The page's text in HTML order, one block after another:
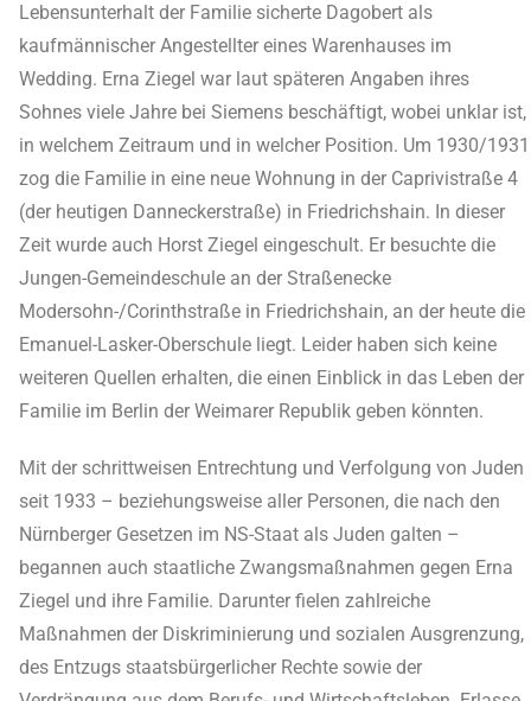
Lebensunterhalt der Familie sicherte Dagobert als
kaufmännischer Angestellter eines Warenhauses im
Wedding. Erna Ziegel war laut späteren Angaben ihres
Sohnes viele Jahre bei Siemens beschäftigt, wobei unklar ist,
in welchem Zeitraum und in welcher Position. Um 1930/1931
zog die Familie in eine neue Wohnung in der Caprivistraße 4
(der heutigen Danneckerstraße) in Friedrichshain. In dieser
Zeit wurde auch Horst Ziegel eingeschult. Er besuchte die
Jungen-Gemeindeschule an der Straßenecke
Modersohn-/Corinthstraße in Friedrichshain, an der heute die
Emanuel-Lasker-Oberschule liegt. Leider haben sich keine
weiteren Quellen erhalten, die einen Einblick in das Leben der
Familie im Berlin der Weimarer Republik geben könnten.
Mit der schrittweisen Entrechtung und Verfolgung von Juden
seit 1933 – beziehungsweise aller Personen, die nach den
Nürnberger Gesetzen im NS-Staat als Juden galten –
begannen auch staatliche Zwangsmaßnahmen gegen Erna
Ziegel und ihre Familie. Darunter fielen zahlreiche
Maßnahmen der Diskriminierung und sozialen Ausgrenzung,
des Entzugs staatsbürgerlicher Rechte sowie der